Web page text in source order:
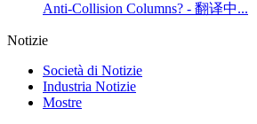
Anti-Collision Columns? - 翻译中...
Notizie
Società di Notizie
Industria Notizie
Mostre